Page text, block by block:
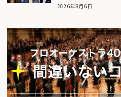
2026年8月6日